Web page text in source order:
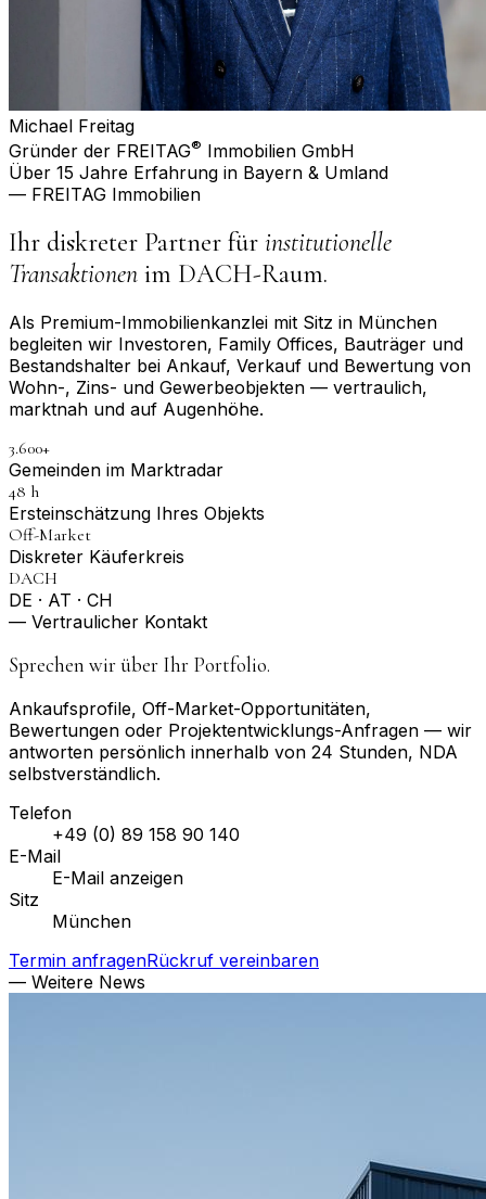
Michael Freitag
Gründer der FREITAG® Immobilien GmbH
Über 15 Jahre Erfahrung in Bayern & Umland
— FREITAG Immobilien
Ihr diskreter Partner für institutionelle
Transaktionen im DACH-Raum.
Als Premium-Immobilienkanzlei mit Sitz in München
begleiten wir Investoren, Family Offices, Bauträger und
Bestandshalter bei Ankauf, Verkauf und Bewertung von
Wohn-, Zins- und Gewerbeobjekten — vertraulich,
marktnah und auf Augenhöhe.
3.600+
Gemeinden im Marktradar
48 h
Erst­einschätzung Ihres Objekts
Off-Market
Diskreter Käuferkreis
DACH
DE · AT · CH
— Vertraulicher Kontakt
Sprechen wir über Ihr Portfolio.
Ankaufsprofile, Off-Market-Opportunitäten,
Bewertungen oder Projektentwicklungs-Anfragen — wir
antworten persönlich innerhalb von 24 Stunden, NDA
selbstverständlich.
Telefon
+49 (0) 89 158 90 140
E-Mail
E-Mail anzeigen
Sitz
München
Termin anfragenRückruf vereinbaren
— Weitere News